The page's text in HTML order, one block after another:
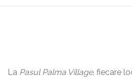
La Pasul Palma Village, fiecare